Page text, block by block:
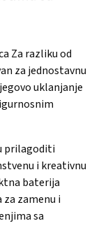
Za razliku od
za jednostavnu
uklanjanje
prilagoditi
i kreativnu
baterija
zamenu i
sa